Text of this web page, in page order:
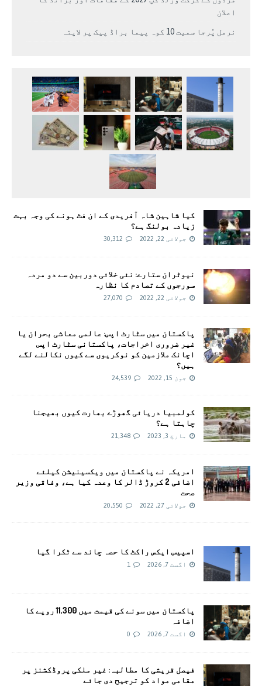
اعلان
نرمل پُرجا سمیت 10 کوہ پیما براڈ پیک پر لاپتہ
کیا شاہین شاہ آفریدی کے ان فٹ ہونے کی وجہ بہت
زیادہ بولنگ ہے؟
جولائی 22, 2022 30,312
نیوٹران ستارے: نئی خلائی دوربین سے دو مردہ
سورجوں کے تصادم کا نظارہ
جولائی 22, 2022 27,070
پاکستان میں سٹارٹ اپس: عالمی معاشی بحران یا
غیر ضروری اخراجات، پاکستانی سٹارٹ اپس
اچانک ملازمین کو نوکریوں سے کیوں نکالنے لگے
ہیں؟
جون 15, 2022 24,539
کولمبیا دریائی گھوڑے بھارت کیوں بھیجنا
چاہتا ہے؟
مارچ 3, 2023 21,348
امريکہ نے پاکستان میں ویکسینیشن کیلئے
اضافی 2 کروڑ ڈالر کا وعدہ کیا ہے، وفاقی وزیر
صحت
جولائی 27, 2022 20,550
اسپیس ایکس راکٹ کا حصہ چاند سے ٹکرا گیا
اگست 7, 2026 1
پاکستان میں سونے کی قیمت میں 11,300 روپے کا
اضافہ
اگست 7, 2026 0
فیصل قریشی کا مطالبہ: غیر ملکی پروڈکشنز پر
مقامی مواد کو ترجیح دی جائے